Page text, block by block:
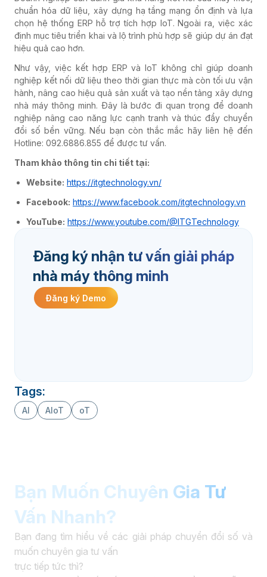
chuẩn hóa dữ liệu, xây dựng hạ tầng mạng ổn định và lựa
chọn hệ thống ERP hỗ trợ tích hợp IoT. Ngoài ra, việc xác
định mục tiêu triển khai và lộ trình phù hợp sẽ giúp dự án đạt
hiệu quả cao hơn.
Như vậy, việc kết hợp ERP và IoT không chỉ giúp doanh
nghiệp kết nối dữ liệu theo thời gian thực mà còn tối ưu vận
hành, nâng cao hiệu quả sản xuất và tạo nền tảng xây dựng
nhà máy thông minh. Đây là bước đi quan trọng để doanh
nghiệp nâng cao năng lực cạnh tranh và thúc đẩy chuyển
đổi số bền vững. Nếu bạn còn thắc mắc hãy liên hệ đến
Hotline: 092.6886.855 để được tư vấn.
Tham khảo thông tin chi tiết tại:
Website: https://itgtechnology.vn/
Facebook: https://www.facebook.com/itgtechnology.vn
YouTube: https://www.youtube.com/@ITGTechnology
Đăng ký nhận tư vấn giải pháp
nhà máy thông minh
Đăng ký Demo
Tags:
AI AIoT oT
Bạn Muốn Chuyên Gia Tư
Vấn Nhanh?
Bạn đang tìm hiểu về các giải pháp chuyển đổi số và
muốn chuyên gia tư vấn
trực tiếp tức thì?